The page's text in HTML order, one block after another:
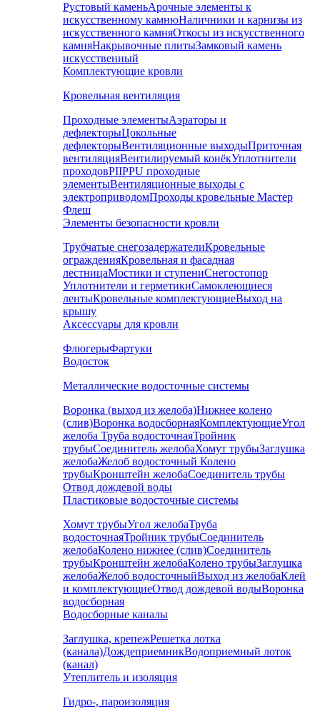
Рустовый каменьАрочные элементы к
искусственному камнюНаличники и карнизы из
искусственного камняОткосы из искусственного
камняНакрывочные плитыЗамковый камень
искусственный
Комплектующие кровли
Кровельная вентиляция
Проходные элементыАэраторы и
дефлекторыЦокольные
дефлекторыВентиляционные выходыПриточная
вентиляцияВентилируемый конёкУплотнители
проходовPIIPPU проходные
элементыВентиляционные выходы с
электроприводомПроходы кровельные Мастер
Флеш
Элементы безопасности кровли
Трубчатые снегозадержателиКровельные
огражденияКровельная и фасадная
лестницаМостики и ступениСнегостопор
Уплотнители и герметикиСамоклеющиеся
лентыКровельные комплектующиеВыход на
крышу
Аксессуары для кровли
ФлюгерыФартуки
Водосток
Металлические водосточные системы
Воронка (выход из желоба)Нижнее колено
(слив)Воронка водосборнаяКомплектующиеУгол
желоба Труба водосточнаяТройник
трубыСоединитель желобаХомут трубыЗаглушка
желобаЖелоб водосточный Колено
трубыКронштейн желобаСоединитель трубы
Отвод дождевой воды
Пластиковые водосточные системы
Хомут трубыУгол желобаТруба
водосточнаяТройник трубыСоединитель
желобаКолено нижнее (слив)Соединитель
трубыКронштейн желобаКолено трубыЗаглушка
желобаЖелоб водосточныйВыход из желобаКлей
и комплектующиеОтвод дождевой водыВоронка
водосборная
Водосборные каналы
Заглушка, крепежРешетка лотка
(канала)ДождеприемникВодоприемный лоток
(канал)
Утеплитель и изоляция
Гидро-, пароизоляция